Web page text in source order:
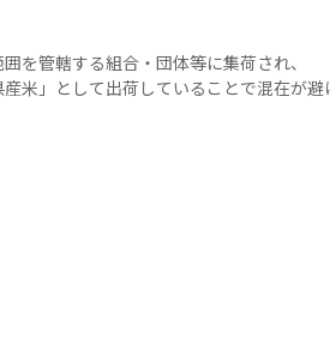
を管轄する組合・団体等に集荷され、